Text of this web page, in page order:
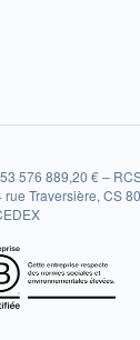
576 889,20 € –
Traversière, CS